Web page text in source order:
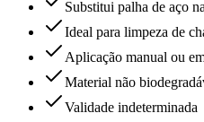
Substitui palha de aço
Ideal para limpeza de
Aplicação manual ou
Material não
Validade indeterminada